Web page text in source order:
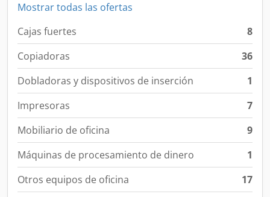
Mostrar todas las ofertas
Cajas fuertes
8
Copiadoras
36
Dobladoras y dispositivos de inserción
1
Impresoras
7
Mobiliario de oficina
9
Máquinas de procesamiento de dinero
1
Otros equipos de oficina
17